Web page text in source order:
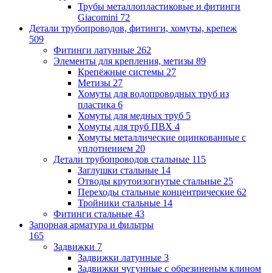
Трубы металлопластиковые и фитинги
Giacomini 72
Детали трубопроводов, фитинги, хомуты, крепеж
509
Фитинги латунные 262
Элементы для крепления, метизы 89
Крепёжные системы 27
Метизы 27
Хомуты для водопроводных труб из
пластика 6
Хомуты для медных труб 5
Хомуты для труб ПВХ 4
Хомуты металлические оцинкованные с
уплотнением 20
Детали трубопроводов стальные 115
Заглушки стальные 14
Отводы крутоизогнутые стальные 25
Переходы стальные концентрические 62
Тройники стальные 14
Фитинги стальные 43
Запорная арматура и фильтры
165
Задвижки 7
Задвижки латунные 3
Задвижки чугунные с обрезиненым клином